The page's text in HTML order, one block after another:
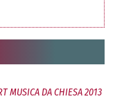
MUSICA DA CHIESA 2013